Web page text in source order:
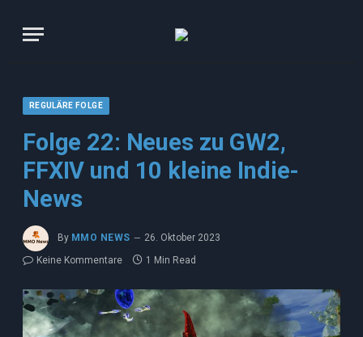
REGULÄRE FOLGE
Folge 22: Neues zu GW2,
FFXIV und 10 kleine Indie-
News
By MMO NEWS
26. Oktober 2023
Keine Kommentare
1 Min Read